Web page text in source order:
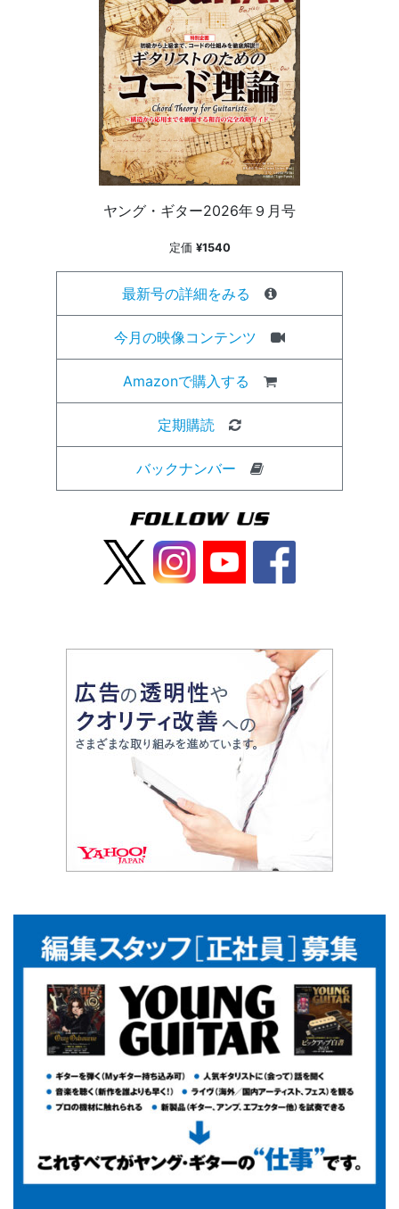
ヤング・ギター2026年９月号
定価 ¥1540
最新号の詳細をみる
今月の映像コンテンツ
Amazonで購入する
定期購読
バックナンバー